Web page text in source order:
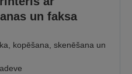
un faksa
kopēšana, skenēšana un